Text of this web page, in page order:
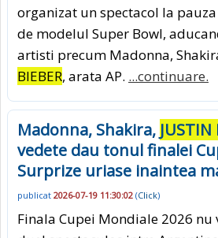
organizat un spectacol la
de modelul Super Bowl,
artisti precum Madonna,
BIEBER, arata AP. ...continuare.
Madonna, Shakira, JUSTIN
vedete dau tonul finalei
Surprize uriase inaintea
publicat 2026-07-19 11:30:02 (Click)
Finala Cupei Mondiale 2026 nu